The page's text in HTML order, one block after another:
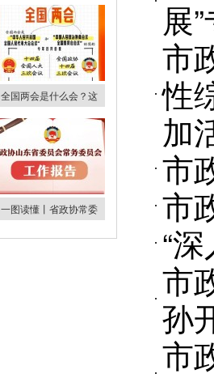
全国两会是什么会？这
一图读懂丨省政协常委
展
市
性
加
市
市
“
市
孙
市